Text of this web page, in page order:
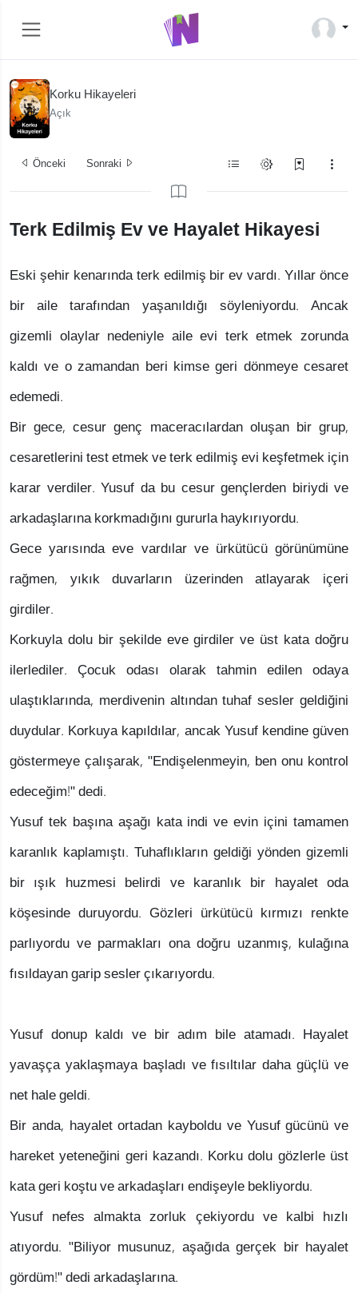
Korku Hikayeleri
Açık
Önceki Sonraki
Terk Edilmiş Ev ve Hayalet Hikayesi
Eski şehir kenarında terk edilmiş bir ev vardı. Yıllar önce
bir aile tarafından yaşanıldığı söyleniyordu. Ancak
gizemli olaylar nedeniyle aile evi terk etmek zorunda
kaldı ve o zamandan beri kimse geri dönmeye cesaret
edemedi.
Bir gece, cesur genç maceracılardan oluşan bir grup,
cesaretlerini test etmek ve terk edilmiş evi keşfetmek için
karar verdiler. Yusuf da bu cesur gençlerden biriydi ve
arkadaşlarına korkmadığını gururla haykırıyordu.
Gece yarısında eve vardılar ve ürkütücü görünümüne
rağmen, yıkık duvarların üzerinden atlayarak içeri
girdiler.
Korkuyla dolu bir şekilde eve girdiler ve üst kata doğru
ilerlediler. Çocuk odası olarak tahmin edilen odaya
ulaştıklarında, merdivenin altından tuhaf sesler geldiğini
duydular. Korkuya kapıldılar, ancak Yusuf kendine güven
göstermeye çalışarak, "Endişelenmeyin, ben onu kontrol
edeceğim!" dedi.
Yusuf tek başına aşağı kata indi ve evin içini tamamen
karanlık kaplamıştı. Tuhaflıkların geldiği yönden gizemli
bir ışık huzmesi belirdi ve karanlık bir hayalet oda
köşesinde duruyordu. Gözleri ürkütücü kırmızı renkte
parlıyordu ve parmakları ona doğru uzanmış, kulağına
fısıldayan garip sesler çıkarıyordu.
Yusuf donup kaldı ve bir adım bile atamadı. Hayalet
yavaşça yaklaşmaya başladı ve fısıltılar daha güçlü ve
net hale geldi.
Bir anda, hayalet ortadan kayboldu ve Yusuf gücünü ve
hareket yeteneğini geri kazandı. Korku dolu gözlerle üst
kata geri koştu ve arkadaşları endişeyle bekliyordu.
Yusuf nefes almakta zorluk çekiyordu ve kalbi hızlı
atıyordu. "Biliyor musunuz, aşağıda gerçek bir hayalet
gördüm!" dedi arkadaşlarına.